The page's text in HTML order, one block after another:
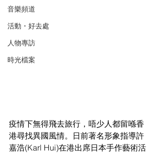
音樂頻道
活動・好去處
人物專訪
時光檔案
疫情下無得飛去旅行，唔少人都留喺香
港尋找異國風情。日前著名形象指導許
嘉浩(Karl Hui)在港出席日本手作藝術活